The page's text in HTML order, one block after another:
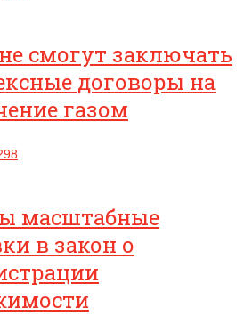
смогут заключать
договоры на
газом
масштабные
в закон о